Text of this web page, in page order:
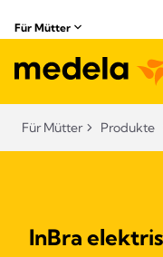
Für Mütter
Für Mütter Produkte
InBra